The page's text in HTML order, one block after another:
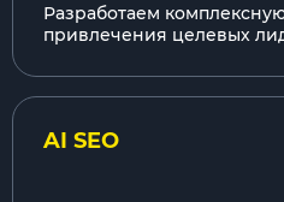
Разработаем
привлечения целевых
AI SEO